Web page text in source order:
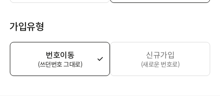
가입유형
번호이동
(쓰던번호 그대로)
신규가입
(새로운 번호로)